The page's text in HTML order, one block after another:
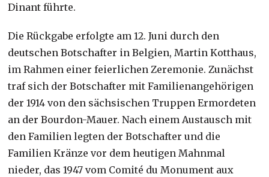
Dinant führte.
Die Rückgabe erfolgte am 12. Juni durch den
deutschen Botschafter in Belgien, Martin Kotthaus,
im Rahmen einer feierlichen Zeremonie. Zunächst
traf sich der Botschafter mit Familienangehörigen
der 1914 von den sächsischen Truppen Ermordeten
an der Bourdon-Mauer. Nach einem Austausch mit
den Familien legten der Botschafter und die
Familien Kränze vor dem heutigen Mahnmal
nieder, das 1947 vom Comité du Monument aux